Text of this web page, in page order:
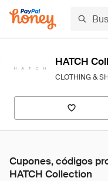
HATCH
CLOTHING &
Cupones, códigos
HATCH Collection